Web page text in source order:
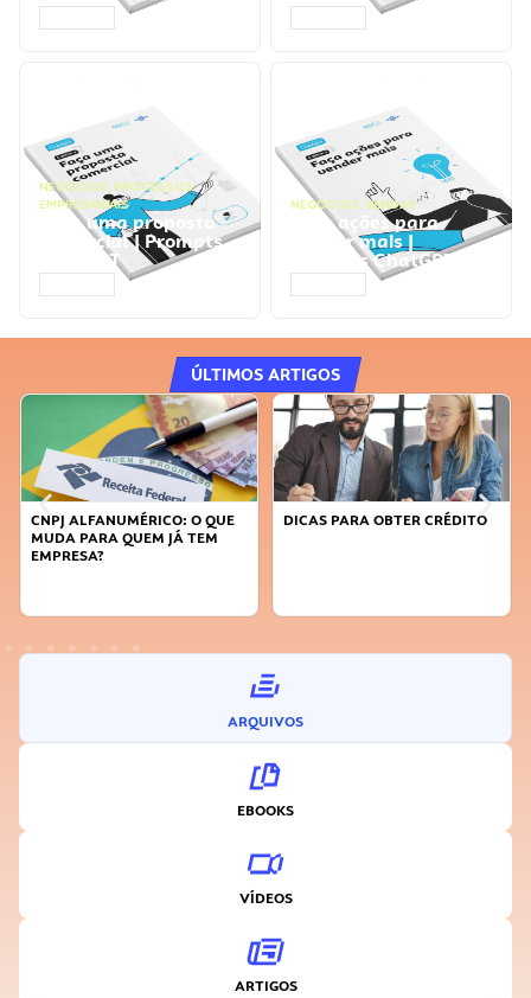
NEGÓCIOS, PROCESSOS
EMPRESARIAIS
Faça uma proposta
comercial | Prompts
ChatGPT
NEGÓCIOS, VENDAS
Faça ações para
vender mais |
Prompts ChatGPT
ÚLTIMOS ARTIGOS
CNPJ ALFANUMÉRICO: O QUE
MUDA PARA QUEM JÁ TEM
EMPRESA?
DICAS PARA OBTER CRÉDITO
ARQUIVOS
EBOOKS
VÍDEOS
ARTIGOS